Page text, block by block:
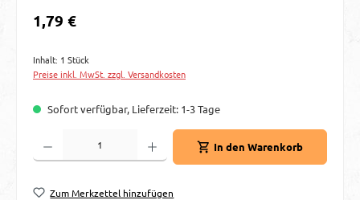
Regulärer Preis:
1,79 €
Inhalt: 1 Stück
Preise inkl. MwSt. zzgl. Versandkosten
Sofort verfügbar, Lieferzeit: 1-3 Tage
Produkt Anzahl: Gib den gewünschten Wert ein oder benutze die Schaltflächen
In den Warenkorb
Zum Merkzettel hinzufügen